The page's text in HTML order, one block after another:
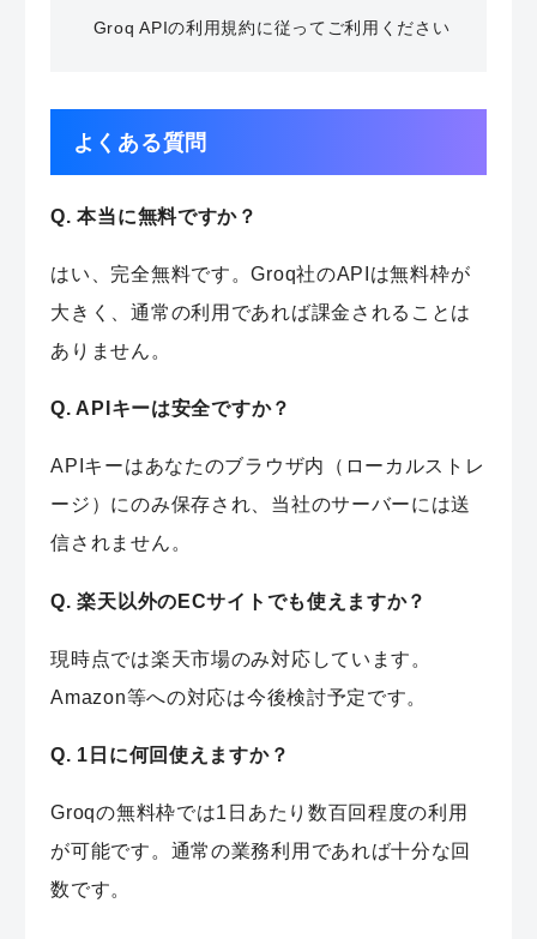
Groq APIの利用規約に従ってご利用ください
よくある質問
Q. 本当に無料ですか？
はい、完全無料です。Groq社のAPIは無料枠が
大きく、通常の利用であれば課金されることは
ありません。
Q. APIキーは安全ですか？
APIキーはあなたのブラウザ内（ローカルストレ
ージ）にのみ保存され、当社のサーバーには送
信されません。
Q. 楽天以外のECサイトでも使えますか？
現時点では楽天市場のみ対応しています。
Amazon等への対応は今後検討予定です。
Q. 1日に何回使えますか？
Groqの無料枠では1日あたり数百回程度の利用
が可能です。通常の業務利用であれば十分な回
数です。